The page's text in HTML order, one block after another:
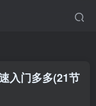
入门多多(21节